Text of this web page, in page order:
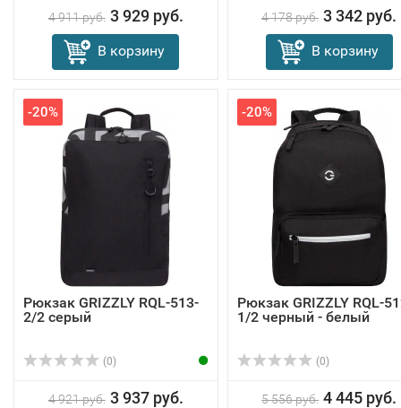
4 911 руб. 3 929 руб.
В корзину
4 178 руб. 3 342 руб.
В корзину
-20%
Рюкзак GRIZZLY RQL-513-
2/2 серый
(0)
4 921 руб. 3 937 руб.
-20%
Рюкзак GRIZZLY RQL-
1/2 черный - белый
(0)
5 556 руб. 4 445 руб.